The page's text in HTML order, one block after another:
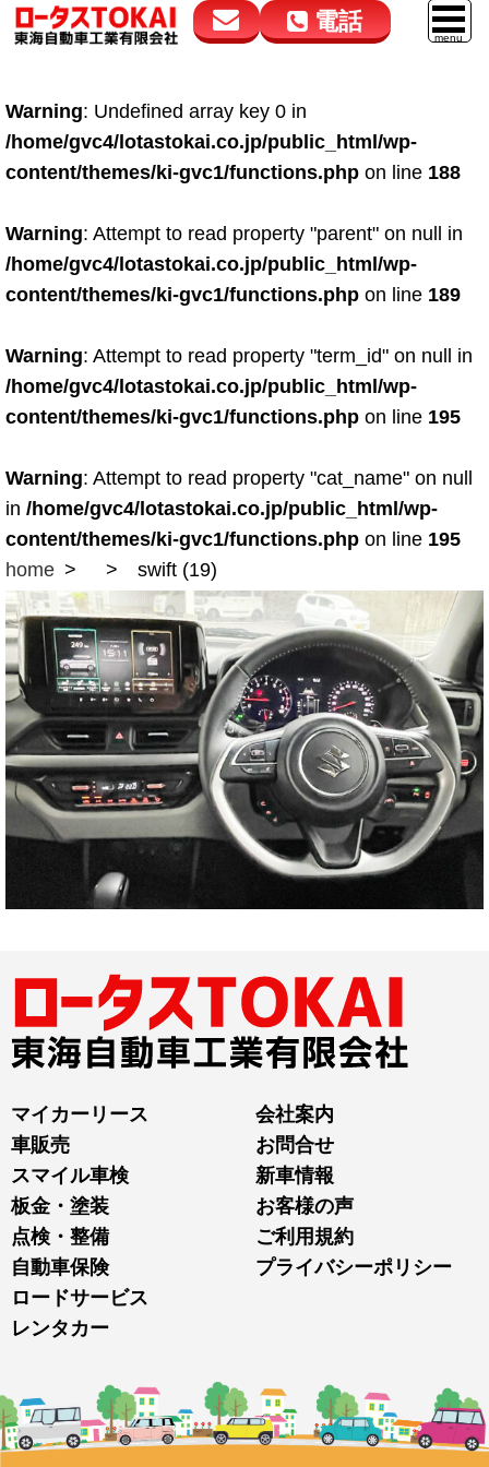
電話
050-5264-4432
9:00～18:00
050-5264-4433
9:00～18:00
車販売
スマイル車検
鈑金・塗装
点検・整備
ロードサービス
レンタカー
Warning: Undefined array key 0 in
/home/gvc4/lotastokai.co.jp/public_html/wp-
content/themes/ki-gvc1/functions.php on line 188
Warning: Attempt to read property "parent" on null in
/home/gvc4/lotastokai.co.jp/public_html/wp-
content/themes/ki-gvc1/functions.php on line 189
Warning: Attempt to read property "term_id" on null in
/home/gvc4/lotastokai.co.jp/public_html/wp-
content/themes/ki-gvc1/functions.php on line 195
Warning: Attempt to read property "cat_name" on null
in /home/gvc4/lotastokai.co.jp/public_html/wp-
content/themes/ki-gvc1/functions.php on line 195
home
swift (19)
マイカーリース
車販売
スマイル車検
板金・塗装
点検・整備
自動車保険
ロードサービス
レンタカー
会社案内
お問合せ
新車情報
お客様の声
ご利用規約
プライバシーポリシー